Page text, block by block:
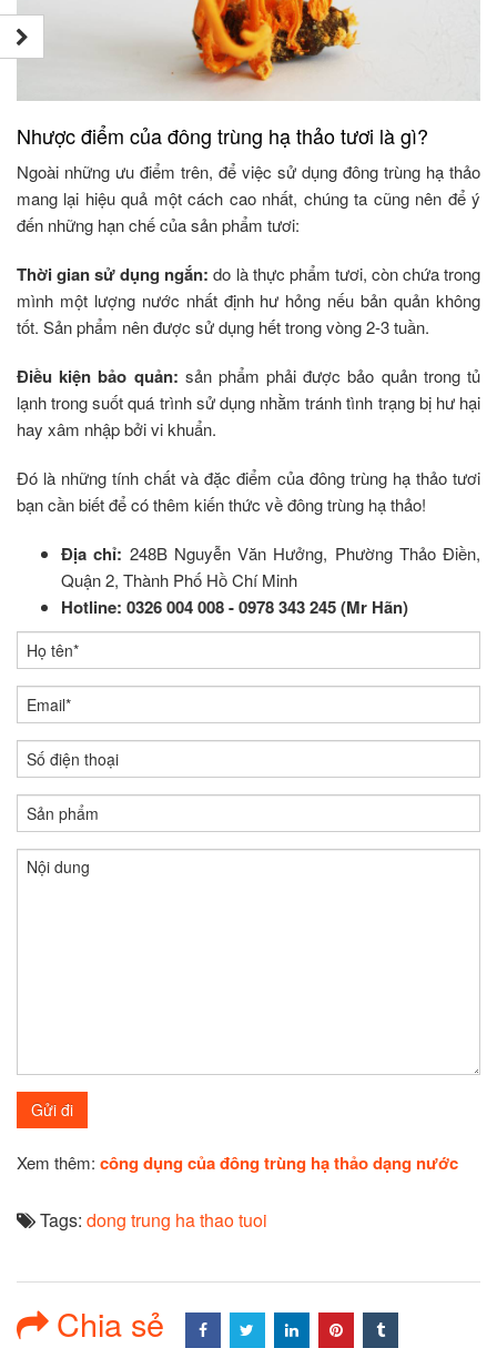
Nhược điểm của đông trùng hạ thảo tươi là gì?
Ngoài những ưu điểm trên, để việc sử dụng đông trùng hạ thảo
mang lại hiệu quả một cách cao nhất, chúng ta cũng nên để ý
đến những hạn chế của sản phẩm tươi:
Thời gian sử dụng ngắn: do là thực phẩm tươi, còn chứa trong
mình một lượng nước nhất định hư hỏng nếu bản quản không
tốt. Sản phẩm nên được sử dụng hết trong vòng 2-3 tuần.
Điều kiện bảo quản: sản phẩm phải được bảo quản trong tủ
lạnh trong suốt quá trình sử dụng nhằm tránh tình trạng bị hư hại
hay xâm nhập bởi vi khuẩn.
Đó là những tính chất và đặc điểm của đông trùng hạ thảo tươi
bạn cần biết để có thêm kiến thức về đông trùng hạ thảo!
Địa chỉ: 248B Nguyễn Văn Hưởng, Phường Thảo Điền,
Quận 2, Thành Phố Hồ Chí Minh
Hotline: 0326 004 008 - 0978 343 245 (Mr Hãn)
Xem thêm: công dụng của đông trùng hạ thảo dạng nước
Tags: dong trung ha thao tuoi
Chia sẻ